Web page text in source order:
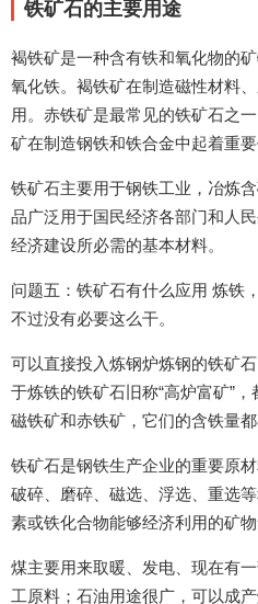
铁矿石的主要用途
褐铁矿是一种含有铁和氧化物的
氧化铁。褐铁矿在制造磁性材料
用。赤铁矿是最常见的铁矿石之
矿在制造钢铁和铁合金中起着重要
铁矿石主要用于钢铁工业，冶炼
品广泛用于国民经济各部门和人
经济建设所必需的基本材料。
问题五：铁矿石有什么应用 炼铁
不过没有必要这么干。
可以直接投入炼钢炉炼钢的铁矿
于炼铁的铁矿石旧称“高炉富矿”
磁铁矿和赤铁矿，它们的含铁量都
铁矿石是钢铁生产企业的重要原
破碎、磨碎、磁选、浮选、重选
素或铁化合物能够经济利用的矿物
煤主要用来取暖、发电、现在有
工原料；石油用途很广，可以成